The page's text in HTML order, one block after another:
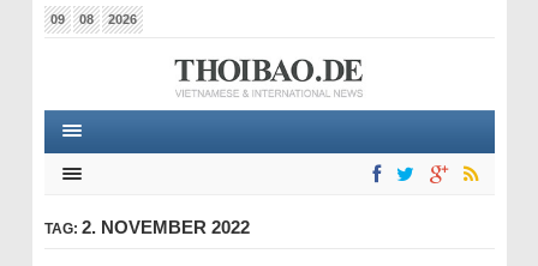
09 08 2026
TAG: 2. NOVEMBER 2022